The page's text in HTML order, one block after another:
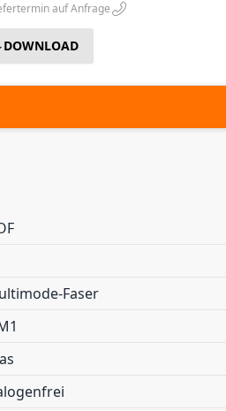
auf Anfrage
DOWNLOAD
Faser